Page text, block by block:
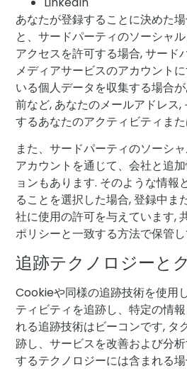
あなたが登録することに決めた
と、サードパーティのソーシャ
アクセスを許可する場合, サード
メディアサービスのアカウント
いる個人データを収集する場合
前など, あなたのメールアドレス
するあなたのアクティビティま
また、サードパーティのソーシ
アカウントを通じて、会社と追
ョンもあります. そのような情報
ることを選択した場合, 登録中ま
社に使用の許可を与えています,
ポリシーと一致する方法で保管
追跡テクノロジーと
Cookieや同様の追跡技術を使用
ティビティを追跡し、特定の情
れる追跡技術はビーコンです, タ
跡し、サービスを改善および分
するテクノロジーには含まれる